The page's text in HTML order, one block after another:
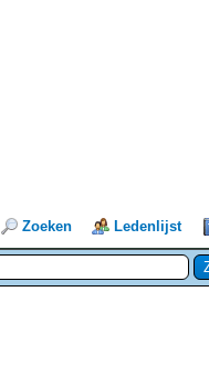
Zoeken Ledenlijst